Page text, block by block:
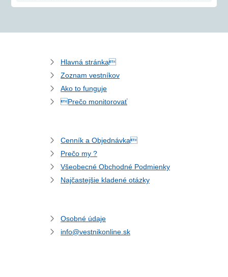
Hlavná stránka
Zoznam vestníkov
Ako to funguje
Prečo monitorovať
Cenník a Objednávka
Prečo my ?
Všeobecné Obchodné Podmienky
Najčastejšie kladené otázky
Osobné údaje
info@vestnikonline.sk